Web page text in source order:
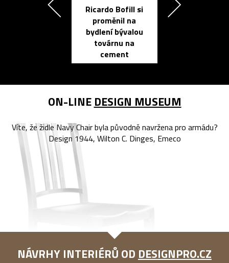
Ricardo Bofill si
proměnil na
bydlení bývalou
továrnu na
cement
ON-LINE DESIGN MUSEUM
Víte, že židle Navy Chair byla původně navržena pro armádu?
Design 1944, Wilton C. Dinges, Emeco
NÁVRHY INTERIÉRŮ OD DESIGNPRO.CZ